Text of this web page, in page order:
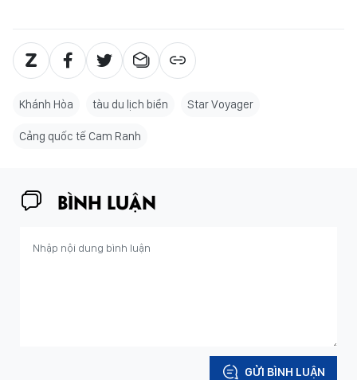
Khánh Hòa tàu du lịch biển Star Voyager
Cảng quốc tế Cam Ranh
BÌNH LUẬN
GỬI BÌNH LUẬN